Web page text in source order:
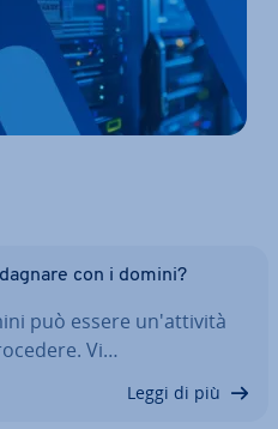
con i domini?
può essere un'at­ti­vi­tà
Vi…
Leggi di più